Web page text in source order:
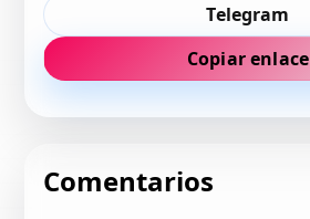
Telegram
Copiar enlace
Comentarios